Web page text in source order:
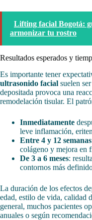
Lifting facial Bogotá:
armonizar tu rostro
Resultados esperados y
Es importante tener
ultrasonido facial suelen
depositada provoca una
remodelación tisular. El
Inmediatamente
leve inflamación,
Entre 4 y 12 semanas
colágeno y mejora en
De 3 a 6 meses:
contornos más
La duración de los efectos
edad, estilo de vida, calidad
general, muchos pacientes
anuales o según